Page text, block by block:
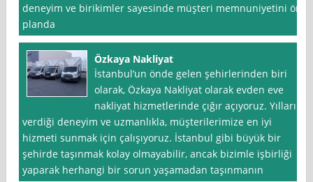
deneyim ve birikimler sayesinde müşteri memnuniyetini ön
planda
Özkaya Nakliyat
İstanbul‘un önde gelen şehirlerinden biri
olarak, Özkaya Nakliyat olarak evden eve
nakliyat hizmetlerinde çığır açıyoruz. Yılların
verdiği deneyim ve uzmanlıkla, müşterilerimize en iyi
hizmeti sunmak için çalışıyoruz. İstanbul gibi büyük bir
şehirde taşınmak kolay olmayabilir, ancak bizimle işbirliği
yaparak herhangi bir sorun yaşamadan taşınmanın